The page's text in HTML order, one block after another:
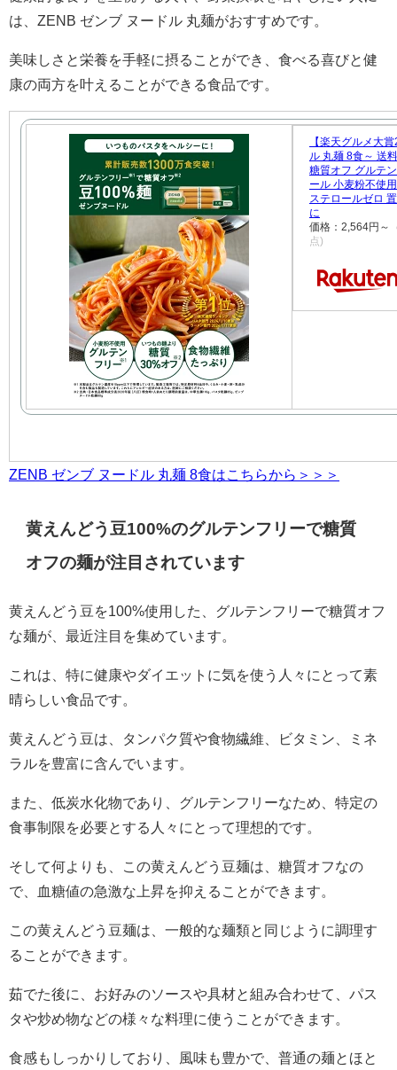
は、ZENB ゼンブ ヌードル 丸麺がおすすめです。
美味しさと栄養を手軽に摂ることができ、食べる喜びと健
康の両方を叶えることができる食品です。
【楽天グルメ大
ル 丸麺 8食～ 送
糖質オフ グルテ
ール 小麦粉不使
ステロールゼロ
に
価格：2,564円～
点)
ZENB ゼンブ ヌードル 丸麺 8食はこちらから＞＞＞
黄えんどう豆100%のグルテンフリーで糖質
オフの麺が注目されています
黄えんどう豆を100%使用した、グルテンフリーで糖質オフ
な麺が、最近注目を集めています。
これは、特に健康やダイエットに気を使う人々にとって素
晴らしい食品です。
黄えんどう豆は、タンパク質や食物繊維、ビタミン、ミネ
ラルを豊富に含んでいます。
また、低炭水化物であり、グルテンフリーなため、特定の
食事制限を必要とする人々にとって理想的です。
そして何よりも、この黄えんどう豆麺は、糖質オフなの
で、血糖値の急激な上昇を抑えることができます。
この黄えんどう豆麺は、一般的な麺類と同じように調理す
ることができます。
茹でた後に、お好みのソースや具材と組み合わせて、パス
タや炒め物などの様々な料理に使うことができます。
食感もしっかりしており、風味も豊かで、普通の麺とほと